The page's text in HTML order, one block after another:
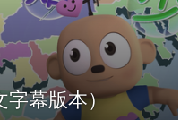
字幕版本）